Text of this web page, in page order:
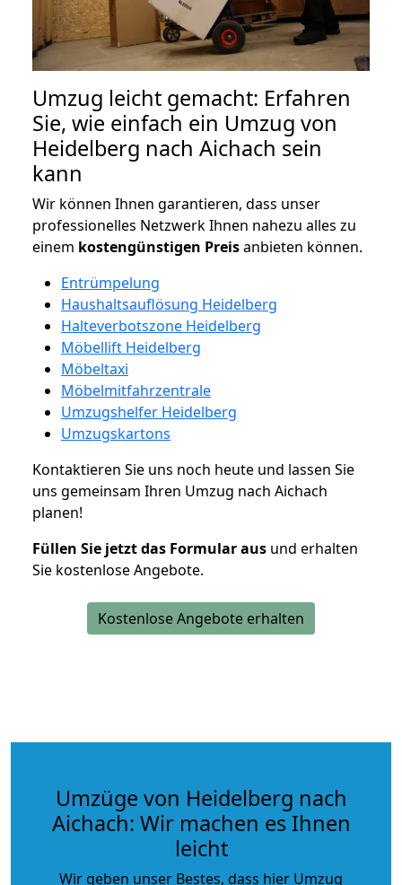
Umzug leicht gemacht: Erfahren
Sie, wie einfach ein Umzug von
Heidelberg nach Aichach sein
kann
Wir können Ihnen garantieren, dass unser
professionelles Netzwerk Ihnen nahezu alles zu
einem kostengünstigen Preisanbieten können.
Entrümpelung
Haushaltsauflösung Heidelberg
Halteverbotszone Heidelberg
Möbellift Heidelberg
Möbeltaxi
Möbelmitfahrzentrale
Umzugshelfer Heidelberg
Umzugskartons
Kontaktieren Sie uns noch heute und lassen Sie
uns gemeinsam Ihren Umzug nach Aichach
planen!
Füllen Sie jetzt das Formular aus und erhalten
Sie kostenlose Angebote.
Kostenlose Angebote erhalten
Umzüge von Heidelberg nach
Aichach: Wir machen es Ihnen
leicht
Wir geben unser Bestes, dass hier Umzug